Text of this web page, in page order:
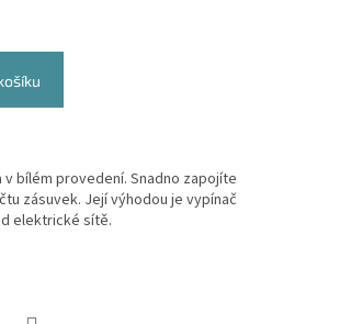
bílém provedení. Snadno zapojíte
zásuvek. Její výhodou je vypínač
elektrické sítě.